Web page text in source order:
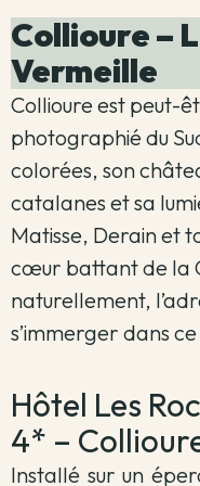
Collioure –
Vermeille
Collioure est peut-
photographié du
colorées, son
catalanes et sa
Matisse, Derain et
cœur battant de la
naturellement,
s’immerger dans
Hôtel Les
4* –
Installé sur un